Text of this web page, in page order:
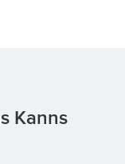
Kanns